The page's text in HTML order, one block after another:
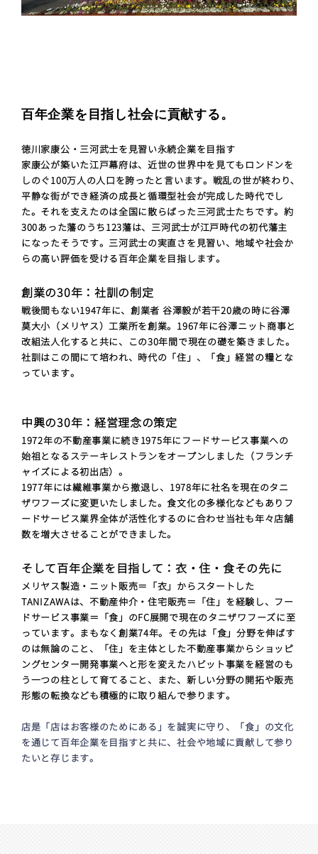
百年企業を目指し社会に貢献する。
徳川家康公・三河武士を見習い永続企業を目指す
家康公が築いた江戸幕府は、近世の世界中を見てもロンドンを
しのぐ100万人の人口を誇ったと言います。戦乱の世が終わり､
平静な街ができ経済の成長と循環型社会が完成した時代でし
た。それを支えたのは全国に散らばった三河武士たちです。約
300あった藩のうち123藩は、三河武士が江戸時代の初代藩主
になったそうです。三河武士の実直さを見習い、地域や社会か
らの高い評価を受ける百年企業を目指します。
創業の30年：社訓の制定
戦後間もない1947年に、創業者 谷澤毅が若干20歳の時に谷澤
莫大小（メリヤス）工業所を創業。1967年に谷澤ニット商事と
改組法人化すると共に、この30年間で現在の礎を築きました。
社訓はこの間にて培われ、時代の「住」、「食」経営の糧とな
っています。
中興の30年：経営理念の策定
1972年の不動産事業に続き1975年にフードサービス事業への
始祖となるステーキレストランをオープンしました（フランチ
ャイズによる初出店）。
1977年には繊維事業から撤退し、1978年に社名を現在のタニ
ザワフーズに変更いたしました。食文化の多様化などもありフ
ードサービス業界全体が活性化するのに合わせ当社も年々店舗
数を増大させることができました。
そして百年企業を目指して：衣・住・食その先に
メリヤス製造・ニット販売＝「衣」からスタートした
TANIZAWAは、不動産仲介・住宅販売＝「住」を経験し、フー
ドサービス事業＝「食」のFC展開で現在のタニザワフーズに至
っています。まもなく創業74年。その先は「食」分野を伸ばす
のは無論のこと、「住」を主体とした不動産事業からショッピ
ングセンター開発事業へと形を変えたハビット事業を経営のも
う一つの柱として育てること、また、新しい分野の開拓や販売
形態の転換なども積極的に取り組んで参ります。
店是「店はお客様のためにある」を誠実に守り、「食」の文化
を通じて百年企業を目指すと共に、社会や地域に貢献して参り
たいと存じます。